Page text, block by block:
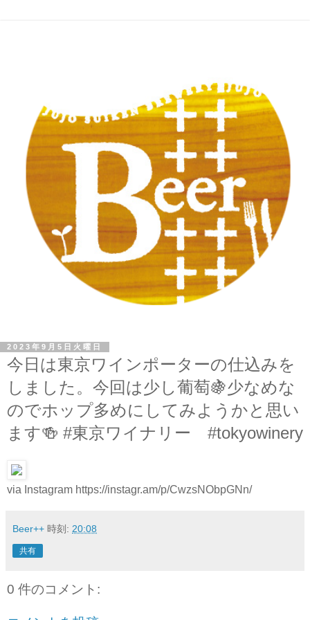
2023年9月5日火曜日
今日は東京ワインポーターの仕込みを
しました。今回は少し葡萄🍇少なめな
のでホップ多めにしてみようかと思い
ます🍻 #東京ワイナリー #tokyowinery
via Instagram https://instagr.am/p/CwzsNObpGNn/
Beer++ 時刻: 20:08
共有
0 件のコメント: